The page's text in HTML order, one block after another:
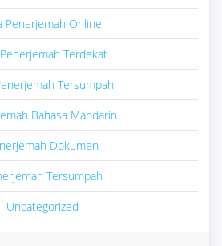
Penerjemah Online
Penerjemah Terdekat
Tersumpah
Bahasa Mandarin
Dokumen
Tersumpah
Uncategorized